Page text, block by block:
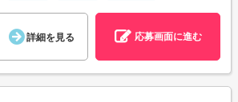
詳細を見る 応募画面に進む